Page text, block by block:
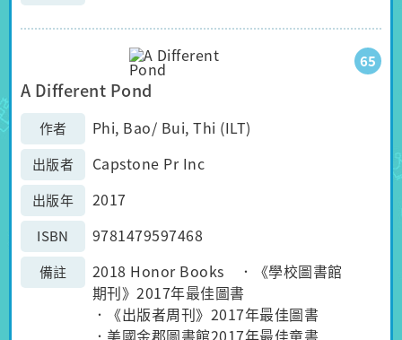
65
A Different Pond
作者 Phi, Bao/ Bui, Thi (ILT)
出版者 Capstone Pr Inc
出版年 2017
ISBN 9781479597468
備註
2018 Honor Books ．《學校圖書館
期刊》2017年最佳圖書
．《出版者周刊》2017年最佳圖書
．美國金郡圖書館2017年最佳童書